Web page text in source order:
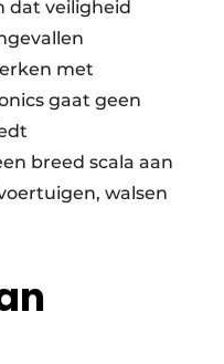
dat veiligheid
met
gaat geen
breed scala aan
walsen